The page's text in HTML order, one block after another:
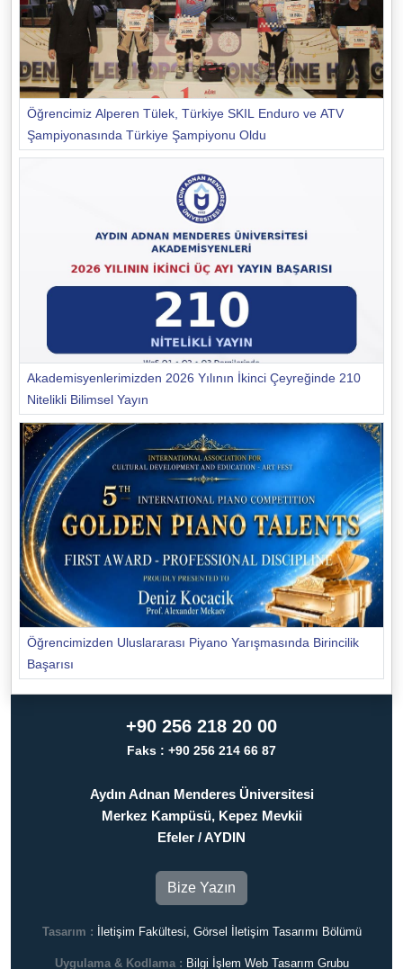
Öğrencimiz Alperen Tülek, Türkiye SKIL Enduro ve ATV
Şampiyonasında Türkiye Şampiyonu Oldu
Akademisyenlerimizden 2026 Yılının İkinci Çeyreğinde 210
Nitelikli Bilimsel Yayın
Öğrencimizden Uluslararası Piyano Yarışmasında Birincilik
Başarısı
+90 256 218 20 00
Faks : +90 256 214 66 87
Aydın Adnan Menderes Üniversitesi
Merkez Kampüsü, Kepez Mevkii
Efeler / AYDIN
Bize Yazın
Tasarım : İletişim Fakültesi, Görsel İletişim Tasarımı Bölümü
Uygulama & Kodlama : Bilgi İşlem Web Tasarım Grubu